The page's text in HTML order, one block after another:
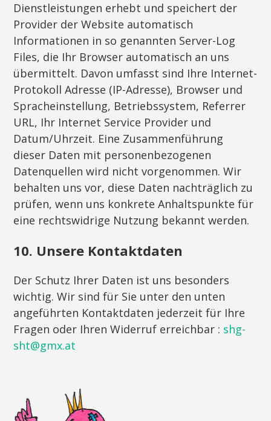
Dienstleistungen erhebt und speichert der
Provider der Website automatisch
Informationen in so genannten Server-Log
Files, die Ihr Browser automatisch an uns
übermittelt. Davon umfasst sind Ihre Internet-
Protokoll Adresse (IP-Adresse), Browser und
Spracheinstellung, Betriebssystem, Referrer
URL, Ihr Internet Service Provider und
Datum/Uhrzeit. Eine Zusammenführung
dieser Daten mit personenbezogenen
Datenquellen wird nicht vorgenommen. Wir
behalten uns vor, diese Daten nachträglich zu
prüfen, wenn uns konkrete Anhaltspunkte für
eine rechtswidrige Nutzung bekannt werden.
10. Unsere Kontaktdaten
Der Schutz Ihrer Daten ist uns besonders
wichtig. Wir sind für Sie unter den unten
angeführten Kontaktdaten jederzeit für Ihre
Fragen oder Ihren Widerruf erreichbar : shg-
sht@gmx.at